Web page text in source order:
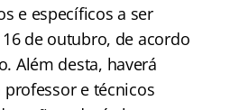
e específicos a ser
de outubro, de acordo
Além desta, haverá
e técnicos